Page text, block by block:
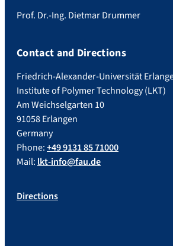
Prof. Dr.-Ing. Dietmar Drummer
Contact and Directions
Friedrich-Alexander-Universität
Institute of Polymer Technology (LKT)
Am Weichselgarten 10
91058 Erlangen
Germany
Phone:+49 9131 85 71000
Mail: lkt-info@fau.de
Directions